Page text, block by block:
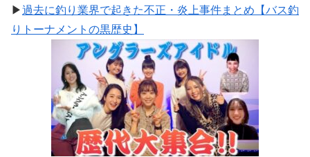
▶過去に釣り業界で起きた不正・炎上事件まとめ【バス釣
りトーナメントの黒歴史】